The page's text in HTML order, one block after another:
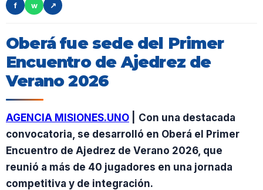
f
w ↗
Oberá fue sede del Primer
Encuentro de Ajedrez de
Verano 2026
AGENCIA MISIONES.UNO
Con una destacada
convocatoria, se desarrolló en Oberá el Primer
Encuentro de Ajedrez de Verano 2026, que
reunió a más de 40 jugadores en una jornada
competitiva y de integración.